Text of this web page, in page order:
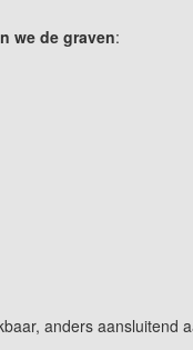
we de graven:
anders aansluitend